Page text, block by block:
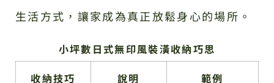
生活方式，讓家成為真正放鬆身心的場所。
小坪數日式無印風裝潢收納巧思
收納技巧
說明 範例